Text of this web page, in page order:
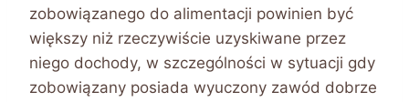
zobowiązanego do alimentacji powinien być
większy niż rzeczywiście uzyskiwane przez
niego dochody, w szczególności w sytuacji gdy
zobowiązany posiada wyuczony zawód dobrze